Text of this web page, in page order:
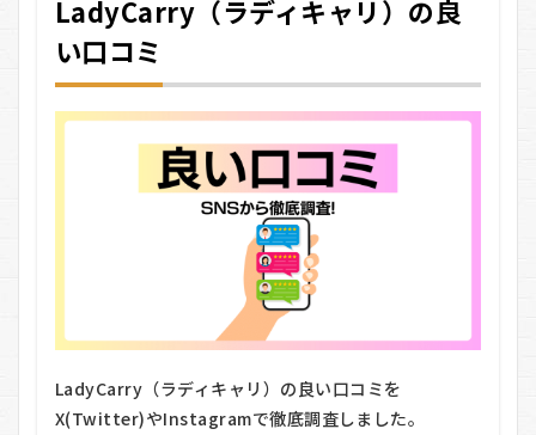
LadyCarry（ラディキャリ）の良
い口コミ
LadyCarry（ラディキャリ）の良い口コミを
X(Twitter)やInstagramで徹底調査しました。